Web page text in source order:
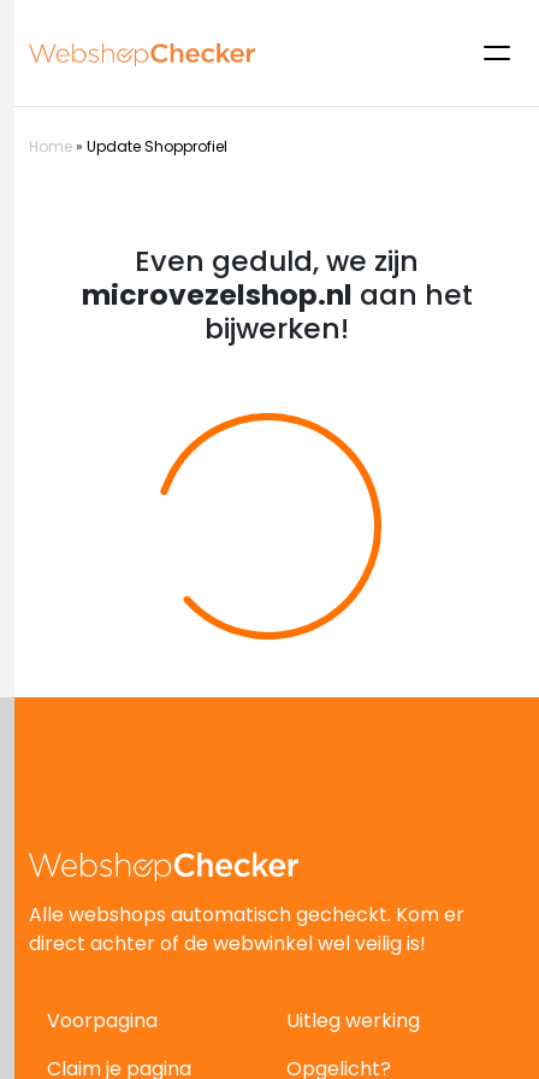
Home» Update Shopprofiel
Even geduld, we zijn
microvezelshop.nl aan het
bijwerken!
Alle webshops automatisch gecheckt. Kom er
direct achter of de webwinkel wel veilig is!
Voorpagina
Uitleg werking
Claim je pagina
Opgelicht?